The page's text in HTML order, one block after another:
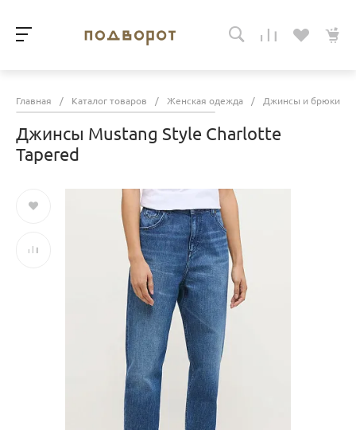
Главная / Каталог товаров / Женская одежда / Джинсы и брюки
Джинсы Mustang Style Charlotte
Tapered